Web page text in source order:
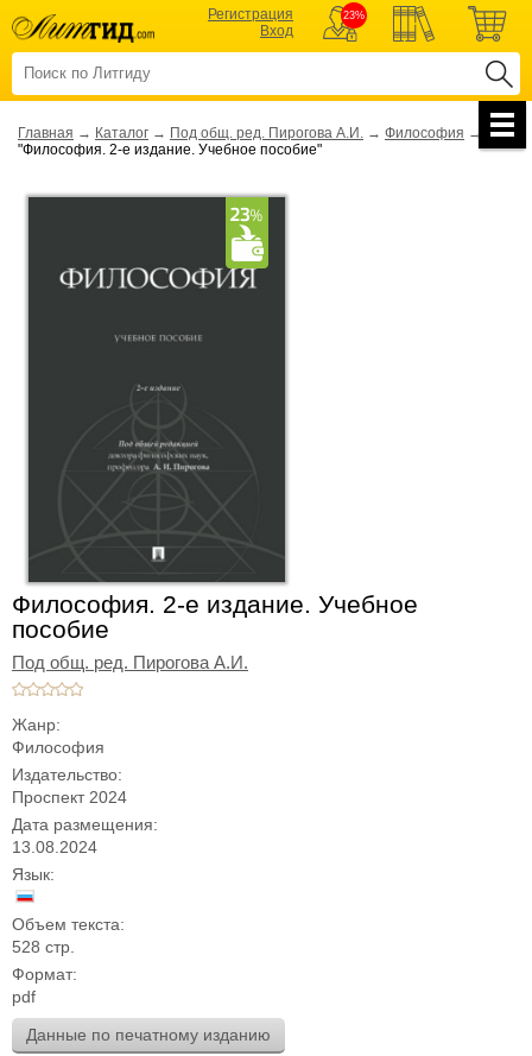
Регистрация
Вход
23%
Главная → Каталог → Под общ. ред. Пирогова А.И. → Философия →
"Философия. 2-е издание. Учебное пособие"
Философия. 2-е издание. Учебное
пособие
Под общ. ред. Пирогова А.И.
Жанр:
Философия
Издательство:
Проспект 2024
Дата размещения:
13.08.2024
Язык:
Объем текста:
528 стр.
Формат:
pdf
Данные по печатному изданию